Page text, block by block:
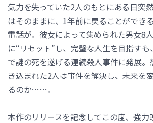
気力を失っていた2人のもとにある日突
はそのままに、1年前に戻ることができ
電話が。彼女によって集められた男女8
に“リセット”し、完璧な人生を目指す
で謎の死を遂げる連続殺人事件に発展
き込まれた2人は事件を解決し、未来を
るのか……。
本作のリリースを記念してこの度、強力